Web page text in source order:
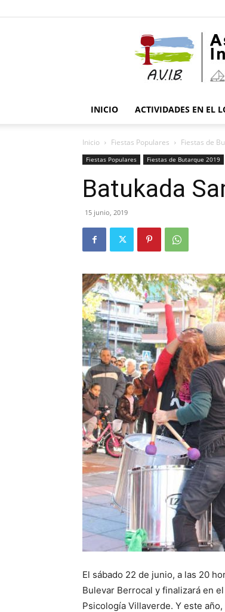
INICIO ACTIVIDADES EN EL
Inicio Fiestas Populares Fiestas de
Fiestas Populares Fiestas de Butarque 2019
Batukada
15 junio, 2019
El sábado 22 de junio, a las 20
Bulevar Berrocal y finalizará en
Psicología Villaverde. Y este